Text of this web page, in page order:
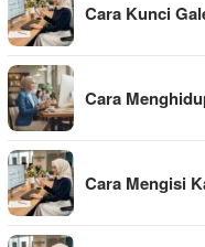
Cara Kunci
Cara
Cara Mengisi